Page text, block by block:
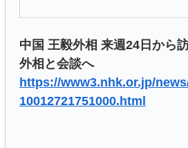
中国 王毅外相 来週24日から
外相と会談へ
https://www3.nhk.or.jp/
10012721751000.html